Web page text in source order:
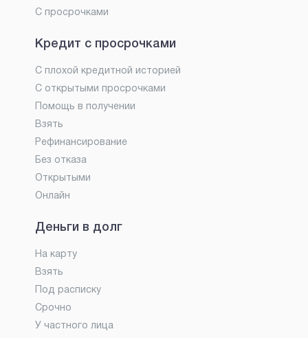
С просрочками
Кредит с просрочками
С плохой кредитной историей
С открытыми просрочками
Помощь в получении
Взять
Рефинансирование
Без отказа
Открытыми
Онлайн
Деньги в долг
На карту
Взять
Под расписку
Срочно
У частного лица